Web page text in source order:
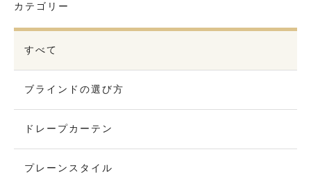
カテゴリー
すべて
ブラインドの選び方
ドレープカーテン
プレーンスタイル